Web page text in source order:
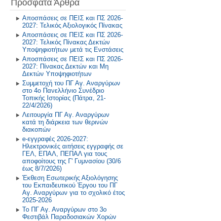
Πρόγραμμα Σίτισης και Υγιεινής
Διατροφής
Δραστηριότητες στο Σχολικό
Επαγγελματικό Προσανατολισμό
2018-2019
2017-2018
2016-2017
2015-2016
2014-2015
Παλαιότερη Έτη
Πρόσφατα Άρθρα
Αποσπάσεις σε ΠΕΙΣ και ΠΣ 2026-
2027: Τελικός Αξιολογικός Πίνακας
Αποσπάσεις σε ΠΕΙΣ και ΠΣ 2026-
2027: Τελικός Πίνακας Δεκτών
Υποψηφιοτήτων μετά τις Ενστάσεις
Αποσπάσεις σε ΠΕΙΣ και ΠΣ 2026-
2027: Πίνακας Δεκτών και Μη
Δεκτών Υποψηφιοτήτων
Συμμετοχή του ΠΓ Αγ. Αναργύρων
στο 4ο Πανελλήνιο Συνέδριο
Τοπικής Ιστορίας (Πάτρα, 21-
22/4/2026)
Λειτουργία ΠΓ Αγ. Αναργύρων
κατά τη διάρκεια των θερινών
διακοπών
e-εγγραφές 2026-2027:
Ηλεκτρονικές αιτήσεις εγγραφής σε
ΓΕΛ, ΕΠΑΛ, ΠΕΠΑΛ για τους
αποφοίτους της Γ' Γυμνασίου (30/6
έως 8/7/2026)
Έκθεση Εσωτερικής Αξιολόγησης
του Εκπαιδευτικού Έργου του ΠΓ
Αγ. Αναργύρων για το σχολικό έτος
2025-2026
Το ΠΓ Αγ. Αναργύρων στο 3ο
Φεστιβάλ Παραδοσιακών Χορών